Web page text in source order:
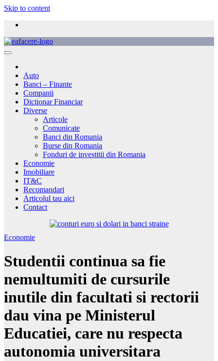
Skip to content
Auto
Banci – Finante
Companii
Dictionar Financiar
Diverse
Articole
Comunicate
Banci din Romania
Burse din Romania
Fonduri de investitii din Romania
Economie
Imobiliare
IT&C
Recomandari
Articolul tau aici
Contact
Economie
Studentii continua sa fie
nemultumiti de cursurile
inutile din facultati si rectorii
dau vina pe Ministerul
Educatiei, care nu respecta
autonomia universitara